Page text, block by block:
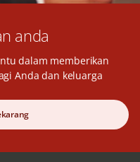
anda
dalam memberikan
Anda dan keluarga